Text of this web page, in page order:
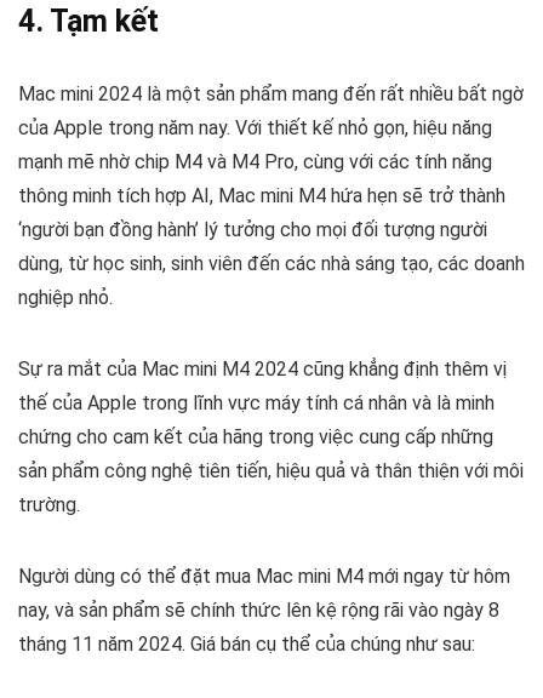
4. Tạm kết
Mac mini 2024 là một sản phẩm mang đến rất nhiều bất ngờ
của Apple trong năm nay. Với thiết kế nhỏ gọn, hiệu năng
mạnh mẽ nhờ chip M4 và M4 Pro, cùng với các tính năng
thông minh tích hợp AI, Mac mini M4 hứa hẹn sẽ trở thành
‘người bạn đồng hành’ lý tưởng cho mọi đối tượng người
dùng, từ học sinh, sinh viên đến các nhà sáng tạo, các doanh
nghiệp nhỏ.
Sự ra mắt của Mac mini M4 2024 cũng khẳng định thêm vị
thế của Apple trong lĩnh vực máy tính cá nhân và là minh
chứng cho cam kết của hãng trong việc cung cấp những
sản phẩm công nghệ tiên tiến, hiệu quả và thân thiện với môi
trường.
Người dùng có thể đặt mua Mac mini M4 mới ngay từ hôm
nay, và sản phẩm sẽ chính thức lên kệ rộng rãi vào ngày 8
tháng 11 năm 2024. Giá bán cụ thể của chúng như sau: